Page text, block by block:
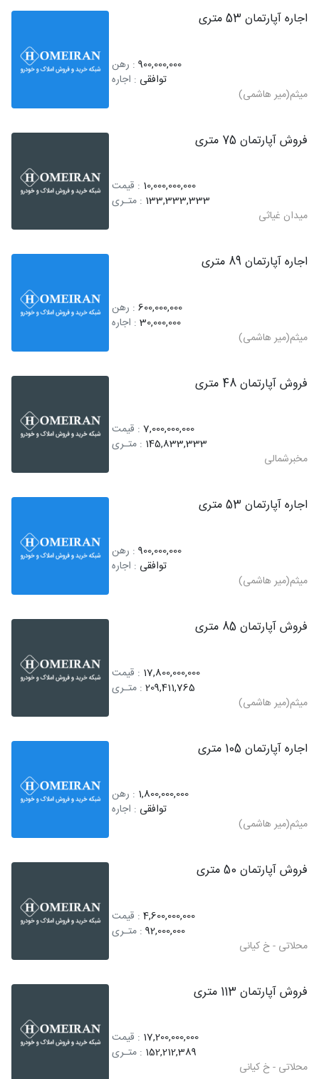
اجاره آپارتمان 53 متری
900,000,000 : رهن
توافقی : اجاره
میثم(میر هاشمی)
فروش آپارتمان 75 متری
10,000,000,000 : قیمت
133,333,333 : متـری
میدان غیاثی
اجاره آپارتمان 89 متری
600,000,000 : رهن
30,000,000 : اجاره
میثم(میر هاشمی)
فروش آپارتمان 48 متری
7,000,000,000 : قیمت
145,833,333 : متـری
مخبرشمالی
اجاره آپارتمان 53 متری
900,000,000 : رهن
توافقی : اجاره
میثم(میر هاشمی)
فروش آپارتمان 85 متری
17,800,000,000 : قیمت
209,411,765 : متـری
میثم(میر هاشمی)
اجاره آپارتمان 105 متری
1,800,000,000 : رهن
توافقی : اجاره
میثم(میر هاشمی)
فروش آپارتمان 50 متری
4,600,000,000 : قیمت
92,000,000 : متـری
محلاتی - خ کیانی
فروش آپارتمان 113 متری
17,200,000,000 : قیمت
152,212,389 : متـری
محلاتی - خ کیانی